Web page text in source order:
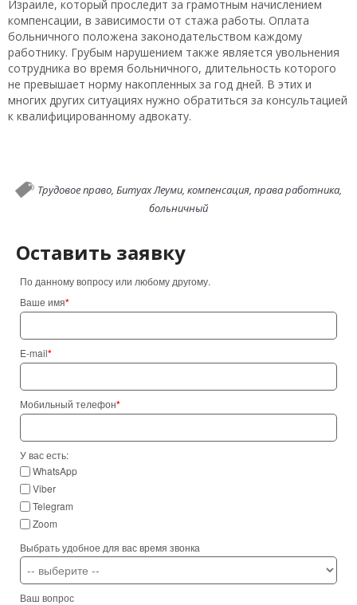
Израиле, который проследит за грамотным начислением
компенсации, в зависимости от стажа работы. Оплата
больничного положена законодательством каждому
работнику. Грубым нарушением также является увольнения
сотрудника во время больничного, длительность которого
не превышает норму накопленных за год дней. В этих и
многих других ситуациях нужно обратиться за консультацией
к квалифицированному адвокату.
Трудовое право, Битуах Леуми, компенсация, права работника,
больничный
Оставить заявку
По данному вопросу или любому другому.
Ваше имя*
E-mail*
Мобильный телефон*
У вас есть:
WhatsApp
Viber
Telegram
Zoom
Выбрать удобное для вас время звонка
Ваш вопрос